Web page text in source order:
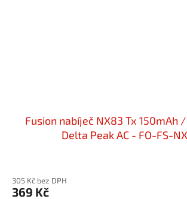
Fusion nabíječ NX83 Tx 150mAh
Delta Peak AC - FO-FS-
305 Kč bez DPH
369 Kč